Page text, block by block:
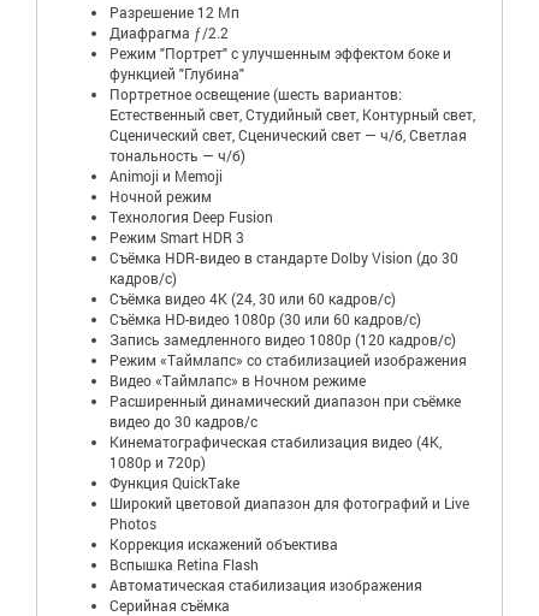
Разрешение 12 Мп
Диафрагма ƒ/2.2
Режим "Портрет" с улучшенным эффектом боке и
функцией "Глубина"
Портретное освещение (шесть вариантов:
Естественный свет, Студийный свет, Контурный свет,
Сценический свет, Сценический свет — ч/б, Светлая
тональность — ч/б)
Animoji и Memoji
Ночной режим
Технология Deep Fusion
Режим Smart HDR 3
Съёмка HDR‑видео в стандарте Dolby Vision (до 30
кадров/с)
Съёмка видео 4K (24, 30 или 60 кадров/с)
Съёмка HD-видео 1080p (30 или 60 кадров/с)
Запись замедленного видео 1080р (120 кадров/с)
Режим «Таймлапс» со стабилизацией изображения
Видео «Таймлапс» в Ночном режиме
Расширенный динамический диапазон при съёмке
видео до 30 кадров/с
Кинематографическая стабилизация видео (4K,
1080p и 720p)
Функция QuickTake
Широкий цветовой диапазон для фотографий и Live
Photos
Коррекция искажений объектива
Вспышка Retina Flash
Автоматическая стабилизация изображения
Серийная съëмка